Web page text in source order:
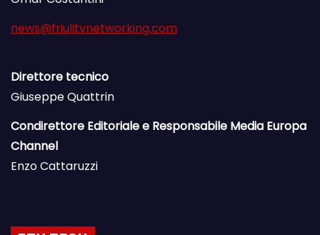
news@friulitvnetworking.com
Direttore tecnico
Giuseppe Quattrin
Condirettore Editoriale e Responsabile Media Europa
Channel
Enzo Cattaruzzi